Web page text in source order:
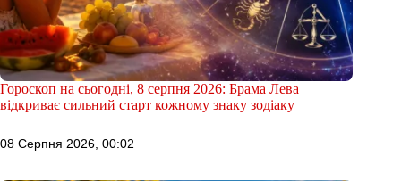
Гороскоп на сьогодні, 8 серпня 2026: Брама Лева
відкриває сильний старт кожному знаку зодіаку
08 Серпня 2026, 00:02